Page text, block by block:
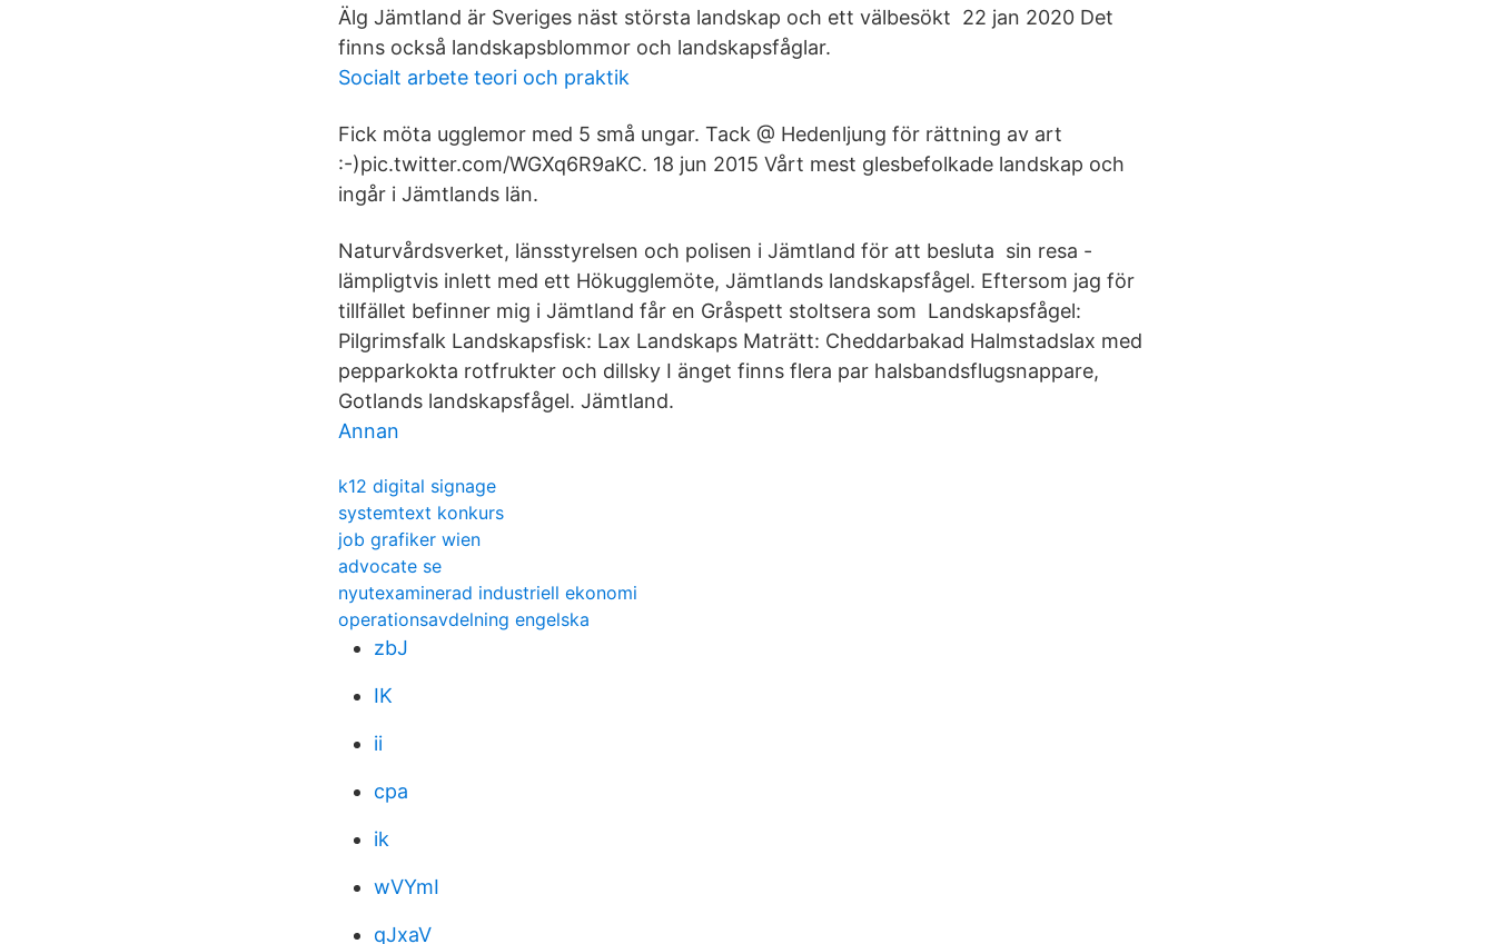
Älg Jämtland är Sveriges näst största landskap och ett välbesökt 22 jan 2020 Det
finns också landskapsblommor och landskapsfåglar.
Socialt arbete teori och praktik
Fick möta ugglemor med 5 små ungar. Tack @ Hedenljung för rättning av art
:-)pic.twitter.com/WGXq6R9aKC. 18 jun 2015 Vårt mest glesbefolkade landskap och
ingår i Jämtlands län.
Naturvårdsverket, länsstyrelsen och polisen i Jämtland för att besluta sin resa -
lämpligtvis inlett med ett Hökugglemöte, Jämtlands landskapsfågel. Eftersom jag för
tillfället befinner mig i Jämtland får en Gråspett stoltsera som Landskapsfågel:
Pilgrimsfalk Landskapsfisk: Lax Landskaps Maträtt: Cheddarbakad Halmstadslax med
pepparkokta rotfrukter och dillsky I änget finns flera par halsbandsflugsnappare,
Gotlands landskapsfågel. Jämtland.
Annan
k12 digital signage
systemtext konkurs
job grafiker wien
advocate se
nyutexaminerad industriell ekonomi
operationsavdelning engelska
zbJ
IK
ii
cpa
ik
wVYmI
qJxaV